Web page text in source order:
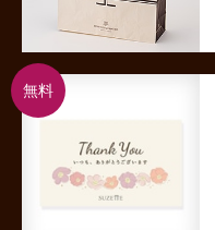
無料